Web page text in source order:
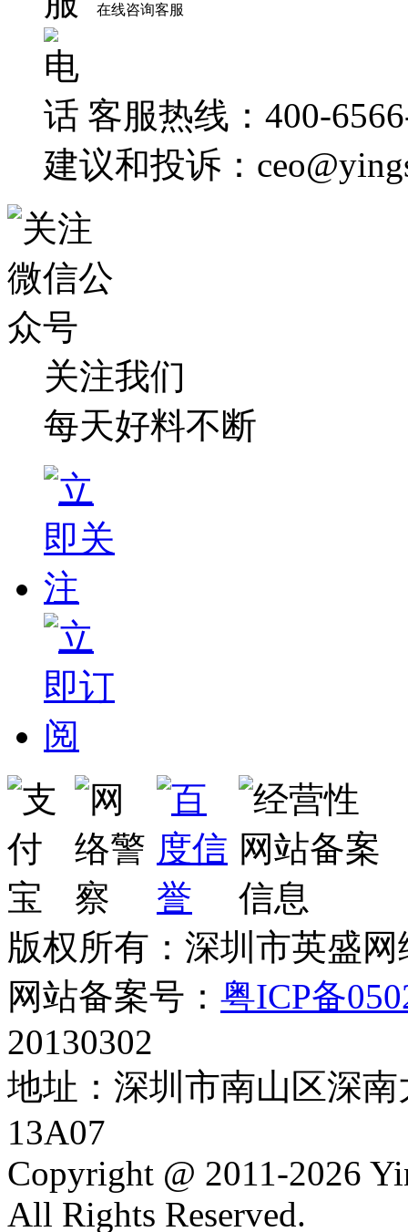
在线咨询客服
客服热线：400-
建议和投诉：
关注我们
每天好料不断
版权所有：深圳市英盛
网站备案号： 粤ICP备
20130302
地址：深圳市南山区深
13A07
Copyright @ 2011-2026
All Rights Reserved.